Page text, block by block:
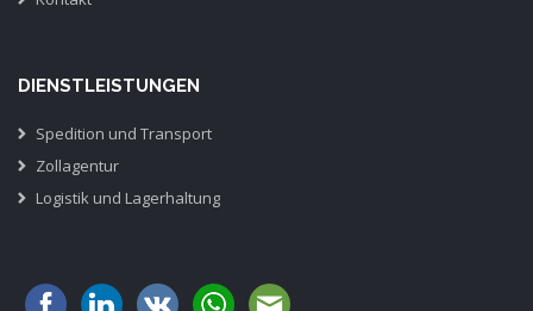
DIENSTLEISTUNGEN
Spedition und Transport
Zollagentur
Logistik und Lagerhaltung